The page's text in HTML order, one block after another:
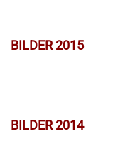
BILDER 2015
BILDER 2014